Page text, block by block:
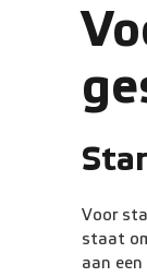
Voor
staat
aan